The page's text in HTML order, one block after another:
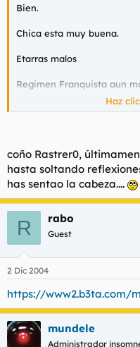
Bien.
Chica esta muy buena.
Etarras malos
Regimen Franquista aun
Resumen: Todos son unos
Haz
coño Rastrer0,
hasta soltando
has sentao la cabeza....
R rabo
Guest
2 Dic 2004
https://www2.b3ta.com/
mundele
Administrador